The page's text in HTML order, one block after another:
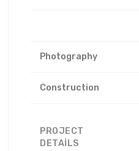
Photography
Construction
PROJECT
DETAILS